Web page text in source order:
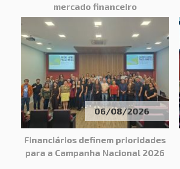
mercado financeiro
06/08/2026
Financiários definem prioridades
para a Campanha Nacional 2026